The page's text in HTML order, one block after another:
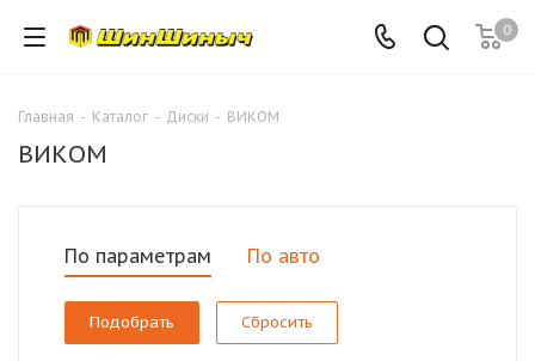
0
Главная - Каталог - Диски - ВИКОМ
ВИКОМ
По параметрам По авто
Сбросить